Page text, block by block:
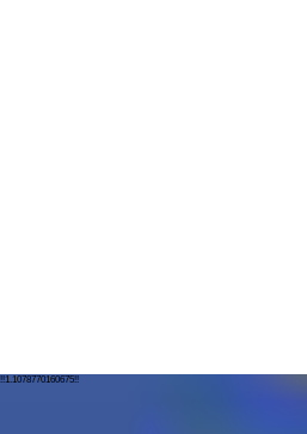
!!1.1078770160675!!